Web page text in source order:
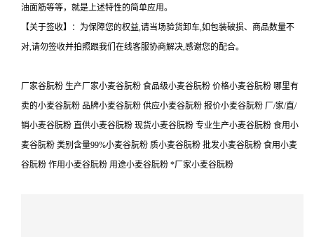
油面筋等等，就是上述特性的简单应用。
【关于签收】：为保障您的权益,请当场验货卸车,如包装破损、商品数量不
对,请勿签收并拍照跟我们在线客服协商解决,感谢您的配合。
厂家谷朊粉 生产厂家小麦谷朊粉 食品级小麦谷朊粉 价格小麦谷朊粉 哪里有
卖的小麦谷朊粉 品牌小麦谷朊粉 供应小麦谷朊粉 报价小麦谷朊粉 厂/家/直/
销小麦谷朊粉 直供小麦谷朊粉 现货小麦谷朊粉 专业生产小麦谷朊粉 食用小
麦谷朊粉 类别含量99%小麦谷朊粉 质小麦谷朊粉 批发小麦谷朊粉 食用小麦
谷朊粉 作用小麦谷朊粉 用途小麦谷朊粉 *厂家小麦谷朊粉